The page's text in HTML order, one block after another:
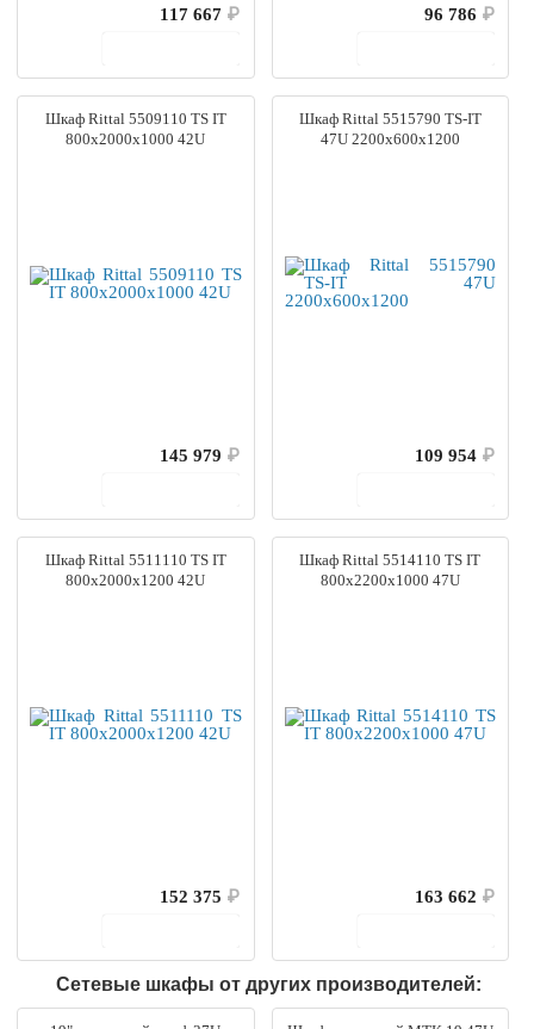
117 667 ₽
96 786 ₽
Шкаф Rittal 5509110 TS IT
800x2000x1000 42U
145 979 ₽
Шкаф Rittal 5515790 TS-IT
47U 2200x600x1200
109 954 ₽
Шкаф Rittal 5511110 TS IT
800x2000x1200 42U
152 375 ₽
Шкаф Rittal 5514110 TS IT
800x2200x1000 47U
163 662 ₽
Сетевые шкафы от других производителей: